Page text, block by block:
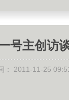
号主创访
： 2011-11-25